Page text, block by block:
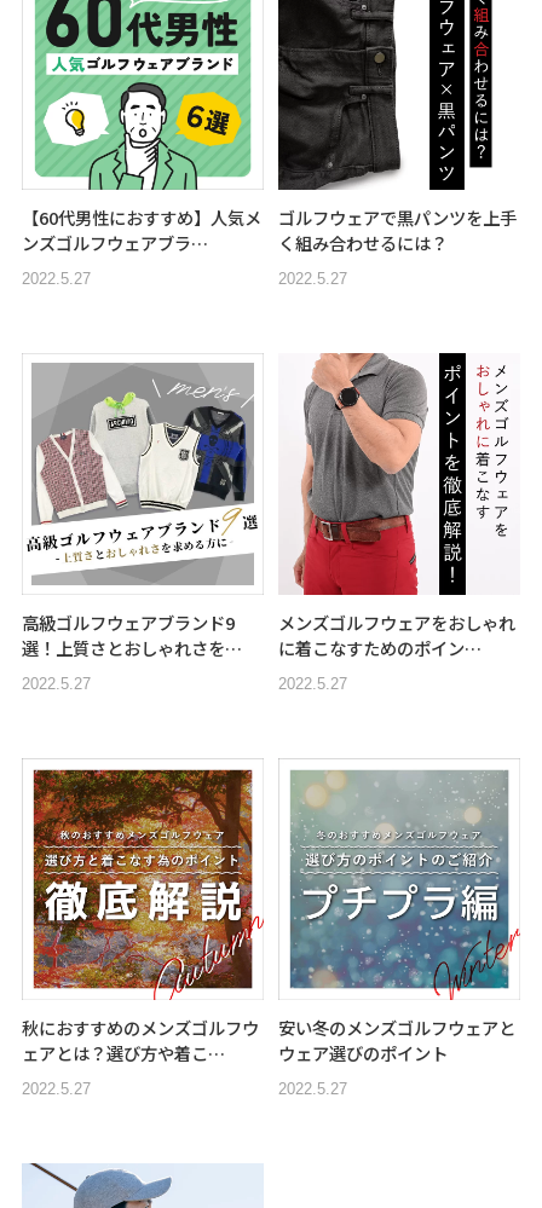
【60代男性におすすめ】人気メ
ンズゴルフウェアブラ…
2022.5.27
ゴルフウェアで黒パンツを上手
く組み合わせるには？
2022.5.27
高級ゴルフウェアブランド9
選！上質さとおしゃれさを…
2022.5.27
メンズゴルフウェアをおしゃれ
に着こなすためのポイン…
2022.5.27
秋におすすめのメンズゴルフウ
ェアとは？選び方や着こ…
2022.5.27
安い冬のメンズゴルフウェアと
ウェア選びのポイント
2022.5.27